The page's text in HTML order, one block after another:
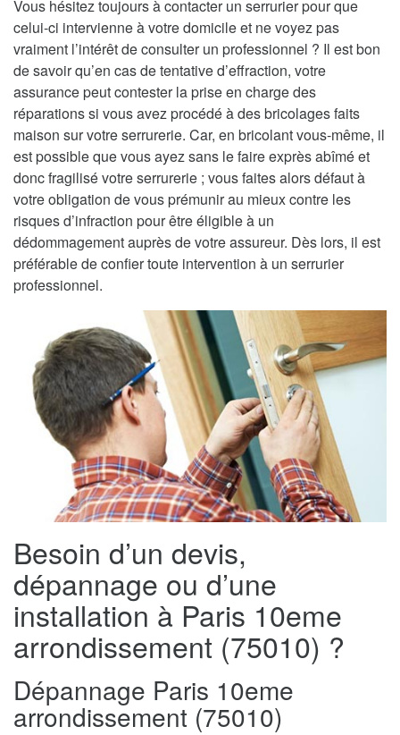
Vous hésitez toujours à contacter un serrurier pour que
celui-ci intervienne à votre domicile et ne voyez pas
vraiment l’intérêt de consulter un professionnel ? Il est bon
de savoir qu’en cas de tentative d’effraction, votre
assurance peut contester la prise en charge des
réparations si vous avez procédé à des bricolages faits
maison sur votre serrurerie. Car, en bricolant vous-même, il
est possible que vous ayez sans le faire exprès abîmé et
donc fragilisé votre serrurerie ; vous faites alors défaut à
votre obligation de vous prémunir au mieux contre les
risques d’infraction pour être éligible à un
dédommagement auprès de votre assureur. Dès lors, il est
préférable de confier toute intervention à un serrurier
professionnel.
Besoin d’un devis,
dépannage ou d’une
installation à Paris 10eme
arrondissement (75010) ?
Dépannage Paris 10eme
arrondissement (75010)